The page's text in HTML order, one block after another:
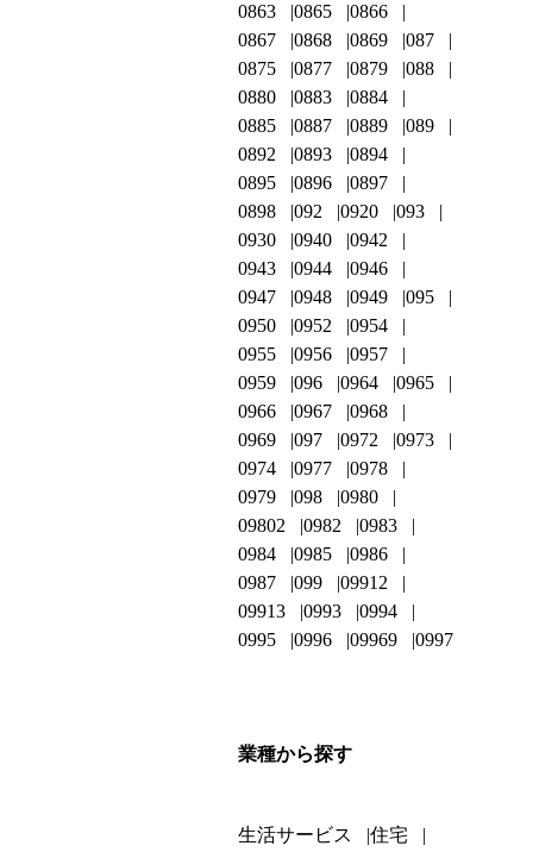
0863
0865
0866
0867
0868 0869
087
0875
0877 0879
088
0880
0883
0884
0885
0887 0889
089
0892
0893
0894
0895
0896
0897
0898
092 0920
093
0930
0940
0942
0943
0944
0946
0947
0948 0949
095
0950
0952
0954
0955
0956
0957
0959
096 0964
0965
0966
0967
0968
0969
097 0972
0973
0974
0977
0978
0979
098
0980
09802
0982
0983
0984
0985
0986
0987
099
09912
09913
0993
0994
0995
0996 09969 0997
業種から探す
生活サービス 住宅